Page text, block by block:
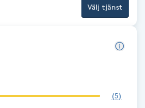
Välj tjänst
(5)